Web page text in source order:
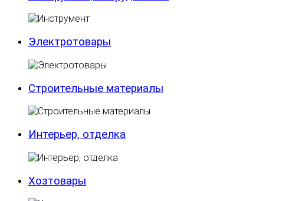
Электротовары
Строительные материалы
Интерьер, отделка
Хозтовары